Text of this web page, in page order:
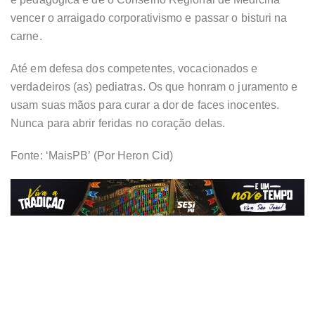
vencer o arraigado corporativismo e passar o bisturi na
carne.
Até em defesa dos competentes, vocacionados e
verdadeiros (as) pediatras. Os que honram o juramento e
usam suas mãos para curar a dor de faces inocentes.
Nunca para abrir feridas no coração delas.
Fonte: ‘MaisPB’ (Por Heron Cid)